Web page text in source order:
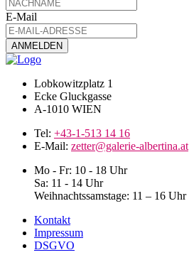
E-Mail
Lobkowitzplatz 1
Ecke Gluckgasse
A-1010 WIEN
Tel: +43-1-513 14 16
E-Mail: zetter@galerie-albertina.at
Mo - Fr: 10 - 18 Uhr
Sa: 11 - 14 Uhr
Weihnachtssamstage: 11 – 16 Uhr
Kontakt
Impressum
DSGVO